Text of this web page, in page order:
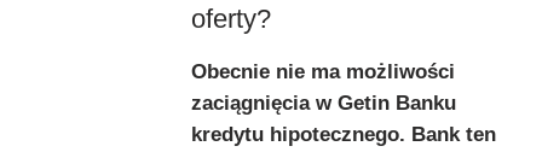
oferty?
Obecnie nie ma możliwości
zaciągnięcia w Getin Banku
kredytu hipotecznego. Bank ten